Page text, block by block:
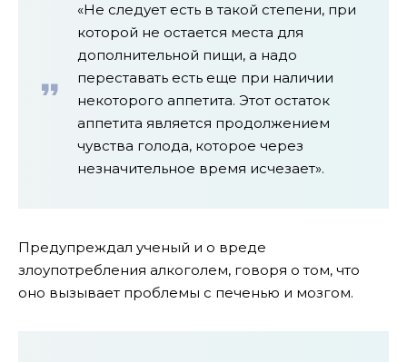
«Не следует есть в такой степени, при
которой не остается места для
дополнительной пищи, а надо
переставать есть еще при наличии
некоторого аппетита. Этот остаток
аппетита является продолжением
чувства голода, которое через
незначительное время исчезает».
Предупреждал ученый и о вреде
злоупотребления алкоголем, говоря о том, что
оно вызывает проблемы с печенью и мозгом.